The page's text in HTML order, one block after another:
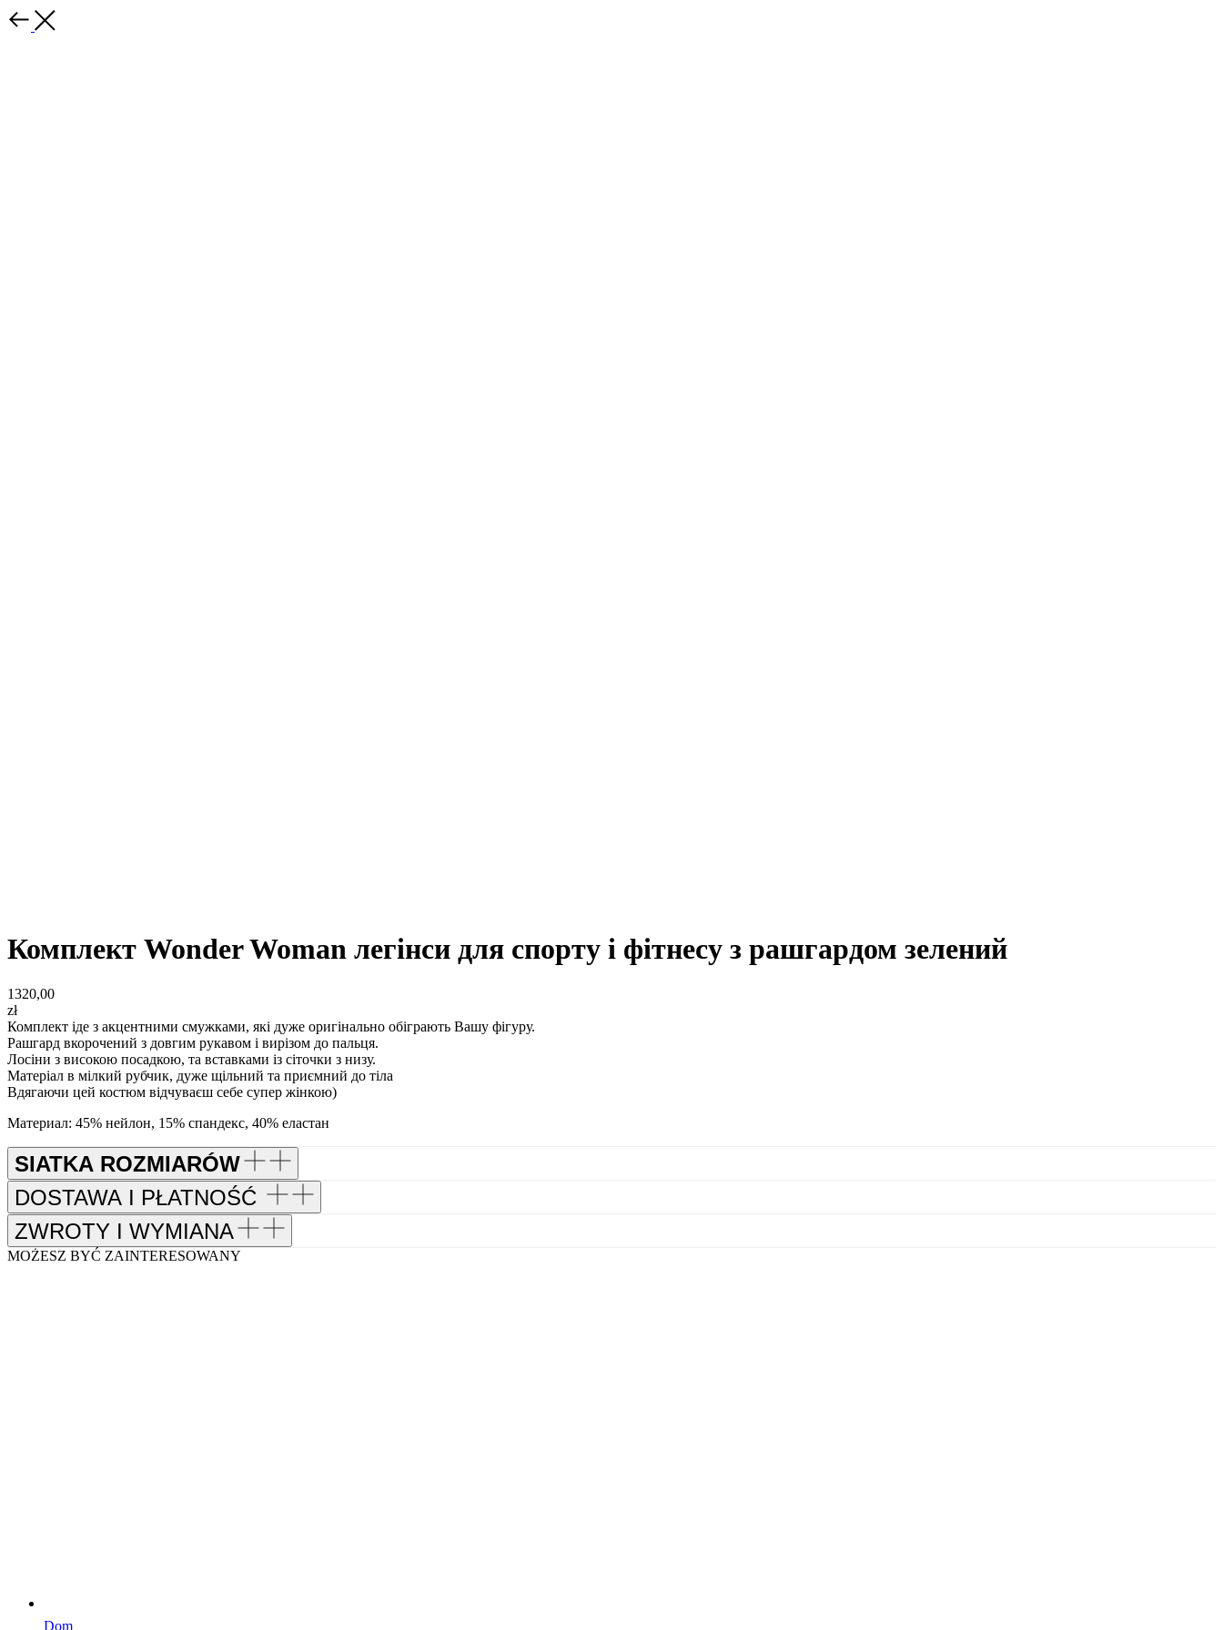
Комплект Wonder Woman легінси для спорту і фітнесу з рашгардом зелений
1320,00
zł
Комплект іде з акцентними смужками, які дуже оригінально обіграють Вашу фігуру.
Рашгард вкорочений з довгим рукавом і вирізом до пальця.
Лосіни з високою посадкою, та вставками із сіточки з низу.
Матеріал в мілкий рубчик, дуже щільний та приємний до тіла
Вдягаючи цей костюм відчуваєш себе супер жінкою)
Материал: 45% нейлон, 15% спандекс, 40% еластан
SIATKA ROZMIARÓW
DOSTAWA I PŁATNOŚĆ
ZWROTY I WYMIANA
MOŻESZ BYĆ ZAINTERESOWANY
Dom